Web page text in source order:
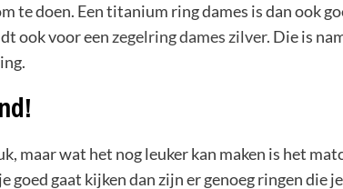
te doen. Een titanium ring dames is dan ook
ook voor eenzegelring dames zilver. Die is
maar wat het nog leuker kan maken is het
goed gaat kijken dan zijn er genoeg ringen die